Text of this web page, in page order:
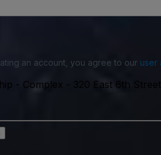
an account, you agree to our user
- Complex - 320 East 6th